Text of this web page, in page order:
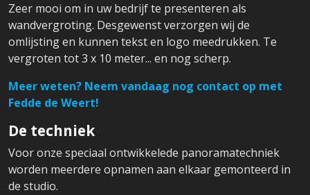
Zeer mooi om in uw bedrijf te presenteren als
wandvergroting. Desgewenst verzorgen wij de
omlijsting en kunnen tekst en logo meedrukken. Te
vergroten tot 3 x 10 meter... en nog scherp.
Meer weten? Neem vandaag nog contact op met
Fedde de Weert!
De techniek
Voor onze speciaal ontwikkelede panoramatechniek
worden meerdere opnamen aan elkaar gemonteerd in
de studio.